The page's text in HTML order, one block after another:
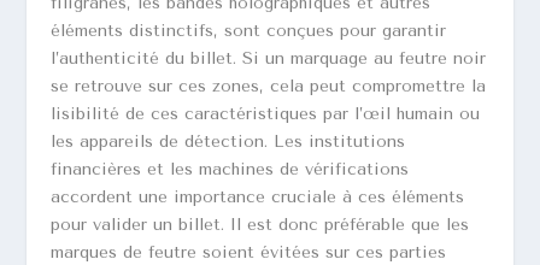
éléments distinctifs, sont conçues pour garantir
l’authenticité du billet. Si un marquage au feutre noir
se retrouve sur ces zones, cela peut compromettre la
lisibilité de ces caractéristiques par l’œil humain ou
les appareils de détection. Les institutions
financières et les machines de vérifications
accordent une importance cruciale à ces éléments
pour valider un billet. Il est donc préférable que les
marques de feutre soient évitées sur ces parties